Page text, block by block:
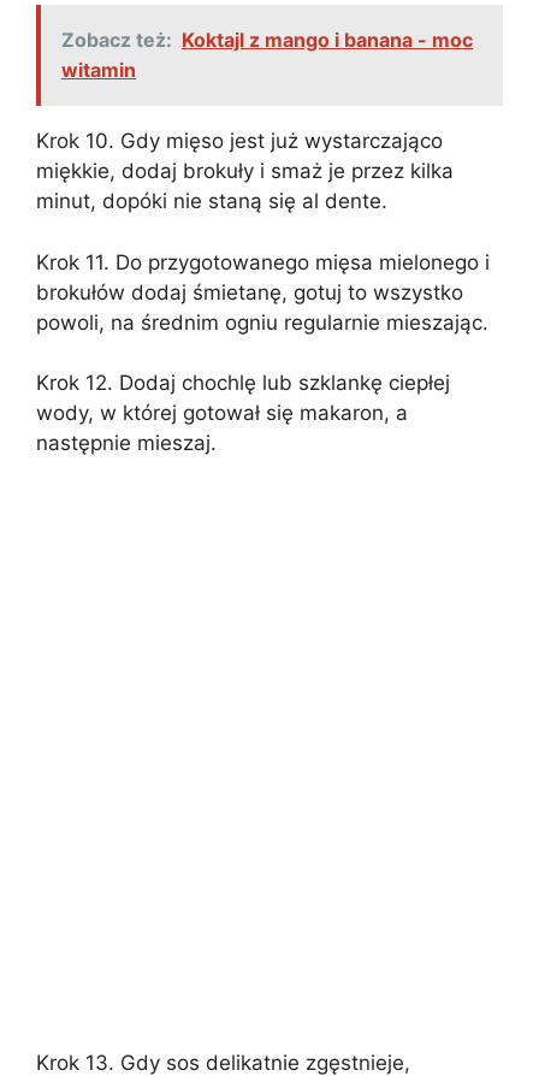
Zobacz też: Koktajl z mango i banana - moc
witamin
Krok 10. Gdy mięso jest już wystarczająco
miękkie, dodaj brokuły i smaż je przez kilka
minut, dopóki nie staną się al dente.
Krok 11. Do przygotowanego mięsa mielonego i
brokułów dodaj śmietanę, gotuj to wszystko
powoli, na średnim ogniu regularnie mieszając.
Krok 12. Dodaj chochlę lub szklankę ciepłej
wody, w której gotował się makaron, a
następnie mieszaj.
Krok 13. Gdy sos delikatnie zgęstnieje,